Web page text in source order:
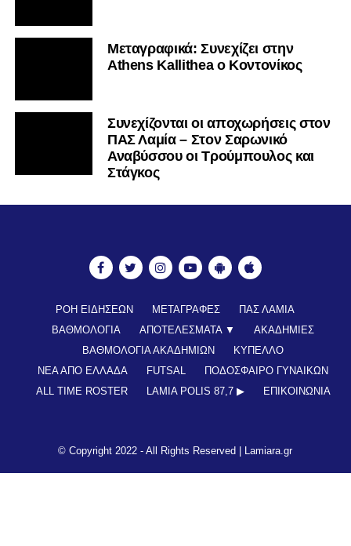
Mεταγραφικά: Συνεχίζει στην
Athens Kallithea ο Κοντονίκος
Συνεχίζονται οι αποχωρήσεις στον
ΠΑΣ Λαμία – Στον Σαρωνικό
Αναβύσσου οι Τρούμπουλος και
Στάγκος
ΡΟΗ ΕΙΔΗΣΕΩΝ ΜΕΤΑΓΡΑΦΕΣ
ΠΑΣ ΛΑΜΙΑ
ΒΑΘΜΟΛΟΓΙΑ
ΑΠΟΤΕΛΕΣΜΑΤΑ ▼
ΑΚΑΔΗΜΙΕΣ
ΒΑΘΜΟΛΟΓΙΑ ΑΚΑΔΗΜΙΩΝ
ΚΥΠΕΛΛΟ
ΝΕΑ ΑΠΟ ΕΛΛΑΔΑ
FUTSAL
ΠΟΔΟΣΦΑΙΡΟ ΓΥΝΑΙΚΩΝ
ALL TIME ROSTER
LAMIA POLIS 87,7 ▶︎ ΕΠΙΚΟΙΝΩΝΊΑ
© Copyright 2022 - All Rights Reserved | Lamiara.gr